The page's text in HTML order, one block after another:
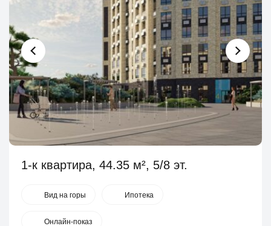
1-к квартира, 44.35 м², 5/8 эт.
Вид на горы Ипотека
Онлайн-показ